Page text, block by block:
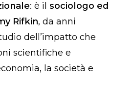
: è il sociologo ed
Rifkin, da anni
dell’impatto che
scientifiche e
la società e